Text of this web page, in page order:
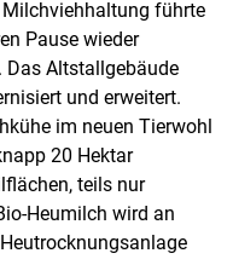
führte
Pause wieder
Altstallgebäude
und erweitert.
im neuen Tierwohl
20 Hektar
teils nur
Heumilch wird an